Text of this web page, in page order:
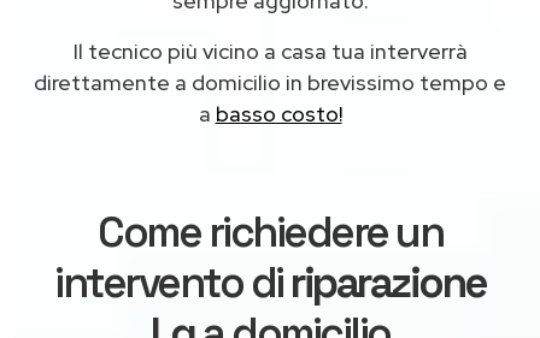
Il tecnico più vicino a casa tua interverrà
direttamente a domicilio in brevissimo tempo e
a basso costo!
Come richiedere un
intervento diriparazione